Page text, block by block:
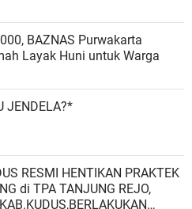
Layak Huni untuk Warga
JENDELA?*
PRAKTEK
di TPA TANJUNG REJO,